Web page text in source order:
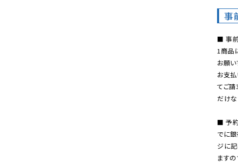
事
■ 事
1商品
お願い
お支払
てご請
だけ
■ 予
でに
ジに
ます